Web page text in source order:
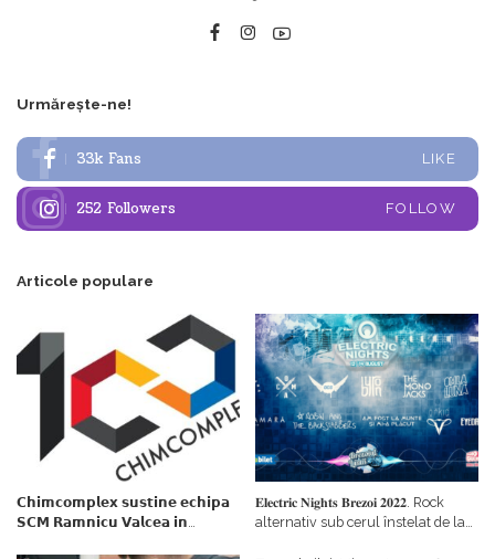
Urmărește-ne!
33k Fans LIKE
252 Followers FOLLOW
Articole populare
𝗖𝗵𝗶𝗺𝗰𝗼𝗺𝗽𝗹𝗲𝘅 𝘀𝘂𝘀𝘁𝗶𝗻𝗲 𝗲𝗰𝗵𝗶𝗽𝗮
𝗦𝗖𝗠 𝗥𝗮𝗺𝗻𝗶𝗰𝘂 𝗩𝗮𝗹𝗰𝗲𝗮 𝗶𝗻
𝐄𝐥𝐞𝐜𝐭𝐫𝐢𝐜 𝐍𝐢𝐠𝐡𝐭𝐬 𝐁𝐫𝐞𝐳𝐨𝐢 𝟐𝟎𝟐𝟐. Rock
alternativ sub cerul înstelat de la